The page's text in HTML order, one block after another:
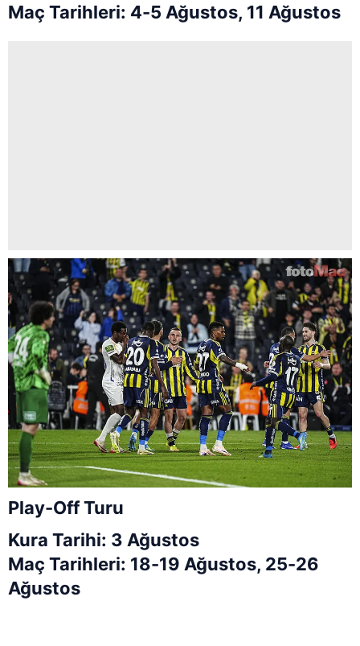
Maç Tarihleri: 4-5 Ağustos, 11 Ağustos
Play-Off Turu
Kura Tarihi: 3 Ağustos
Maç Tarihleri: 18-19 Ağustos, 25-26
Ağustos